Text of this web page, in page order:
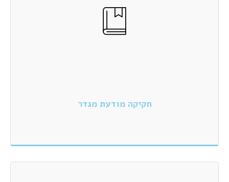
חקיקה מודעת מגדר